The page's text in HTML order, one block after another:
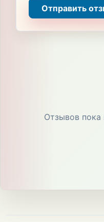
Отзывов пока